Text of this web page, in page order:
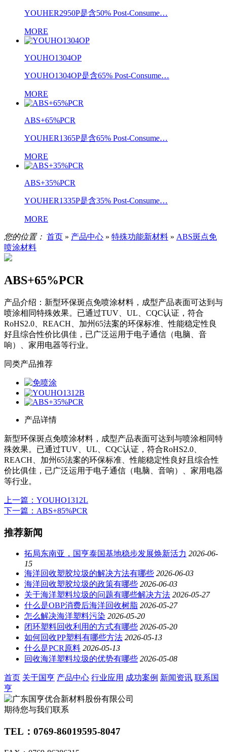
YOUHER2950P是含50% Post-Consume…
MORE
YOUHO1304OP
YOUHO1304OP是含65% Post-Consume…
MORE
ABS+65%PCR
YOUHER1365P是含65% Post-Consume…
MORE
ABS+35%PCR
YOUHER1335P是含35% Post-Consume…
MORE
您的位置： 首页 » 产品中心 » 特殊功能新材料 » ABS斑点免
喷涂材料
ABS+65%PCR
产品介绍： 新型环保斑点免喷涂材料，成型产品表面可达到与
喷涂相同特殊效果。已通过TUV、UL、CQC认证，符合
RoHS2.0、REACH、加州65法案的环保标准、性能稳定性良
好且综合性价比俱佳，已广泛运用于电子通信（电脑、音
响）、家用电器等行业。
同类产品推荐
产品详情
新型环保斑点免喷涂材料，成型产品表面可达到与喷涂相同特
殊效果。已通过TUV、UL、CQC认证，符合RoHS2.0、
REACH、加州65法案的环保标准、性能稳定性良好且综合性
价比俱佳，已广泛运用于电子通信（电脑、音响）、家用电器
等行业。
上一篇 ：YOUHO1312L
下一篇 ：ABS+85%PCR
推荐新闻
拓局东南亚，国亨泰国基地稳步发展焕新活力 2026-06-
15
海洋回收塑胶垃圾的解决方法有哪些 2026-06-03
海洋回收塑胶垃圾的政策有哪些 2026-06-03
关于海洋塑料垃圾的问题有哪些解决方法 2026-05-27
什么是OBP消费后海洋回收树脂 2026-05-27
怎么解决海洋塑料污染 2026-05-20
闭环塑料回收利用的方式有哪些 2026-05-20
如何回收PP塑料有哪些方法 2026-05-13
什么是PCR原料 2026-05-13
回收海洋塑料垃圾的优势有哪些 2026-05-08
首页 关于国亨 产品中心 行业应用 成功案例 新闻资讯 联系国
亨
期待您与我们联系
TEL：0769-86019595-8047